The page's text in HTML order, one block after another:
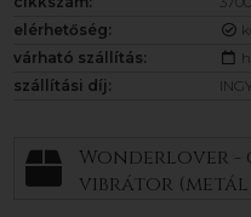
elérhetőség:
várható szállítás:
szállítási díj:
Wonderlover -
vibrátor (metál